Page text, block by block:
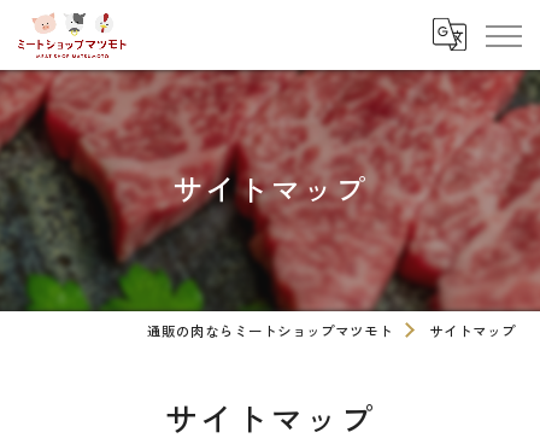
サイトマップ
通販の肉ならミートショップマツモト サイトマップ
サイトマップ